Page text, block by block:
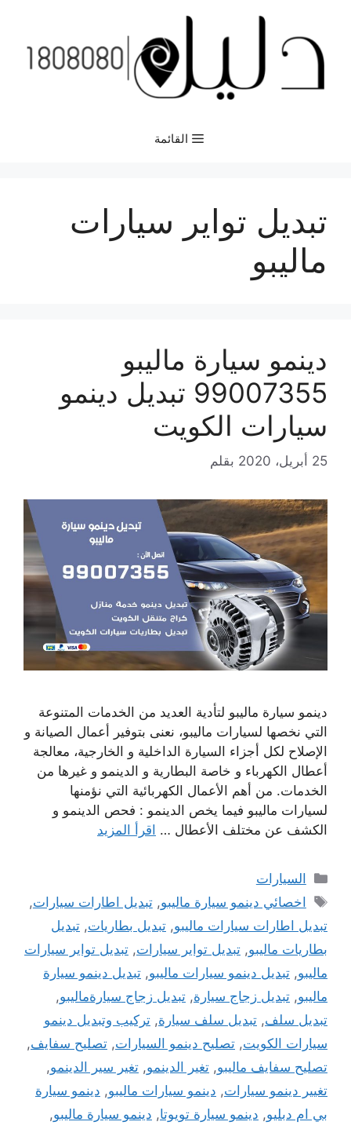
المحتوى
القائمة
تبديل تواير سيارات
ماليبو
دينمو سيارة ماليبو
99007355 تبديل دينمو
سيارات الكويت
25 أبريل، 2020 بقلم
دينمو سيارة ماليبو لتأدية العديد من الخدمات المتنوعة
التي نخصها لسيارات ماليبو، نعنى بتوفير أعمال الصيانة و
الإصلاح لكل أجزاء السيارة الداخلية و الخارجية، معالجة
أعطال الكهرباء و خاصة البطارية و الدينمو و غيرها من
الخدمات. من أهم الأعمال الكهربائية التي نؤمنها
لسيارات ماليبو فيما يخص الدينمو : فحص الدينمو و
الكشف عن مختلف الأعطال … اقرأ المزيد
التصنيفات
السيارات
الوسوم
اخصائي دينمو سيارة ماليبو,تبديل اطارات سيارات,
تبديل اطارات سيارات ماليبو, تبديل بطاريات, تبديل
بطاريات ماليبو, تبديل تواير سيارات, تبديل تواير سيارات
ماليبو, تبديل دينمو سيارات ماليبو, تبديل دينمو سيارة
ماليبو, تبديل زجاج سيارة, تبديل زجاج سيارةماليبو,
تبديل سلف, تبديل سلف سيارة, تركيب وتبديل دينمو
سيارات الكويت, تصليح دينمو السيارات, تصليح سفايف,
تصليح سفايف ماليبو, تغير الدينمو, تغير سير الدينمو,
تغيير دينمو سيارات, دينمو سيارات ماليبو, دينمو سيارة
بي ام دبليو, دينمو سيارة تويوتا, دينمو سيارة ماليبو,